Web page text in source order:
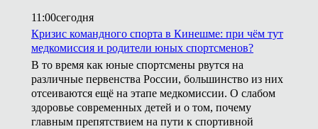
11:00сегодня
Кризис командного спорта в Кинешме: при чём тут
медкомиссия и родители юных спортсменов?
В то время как юные спортсмены рвутся на
различные первенства России, большинство из них
отсеиваются ещё на этапе медкомиссии. О слабом
здоровье современных детей и о том, почему
главным препятствием на пути к спортивной